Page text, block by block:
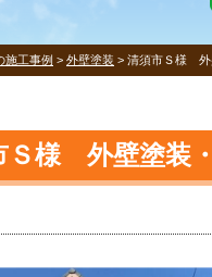
施工事例 > 外壁塗装 > 清須市Ｓ様 外
Ｓ様 外壁塗装